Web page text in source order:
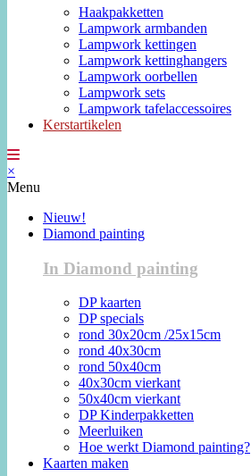
Haakpakketten
Lampwork armbanden
Lampwork kettingen
Lampwork kettinghangers
Lampwork oorbellen
Lampwork sets
Lampwork tafelaccessoires
Kerstartikelen
×
Menu
Nieuw!
Diamond painting
In Diamond painting
DP kaarten
DP specials
rond 30x20cm /25x15cm
rond 40x30cm
rond 50x40cm
40x30cm vierkant
50x40cm vierkant
DP Kinderpakketten
Meerluiken
Hoe werkt Diamond painting?
Kaarten maken